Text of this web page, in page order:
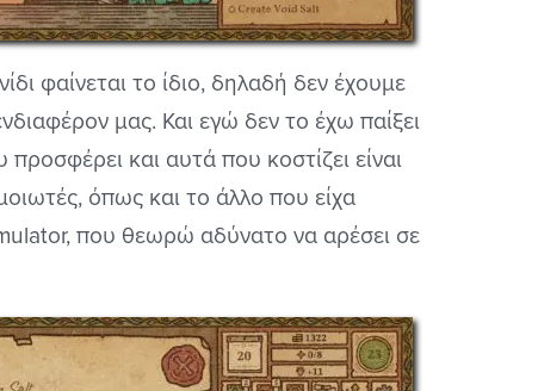
φαίνεται το ίδιο, δηλαδή δεν έχουμε
μας. Και εγώ δεν το έχω παίξει
και αυτά που κοστίζει είναι
όπως και το άλλο που είχα
που θεωρώ αδύνατο να αρέσει σε